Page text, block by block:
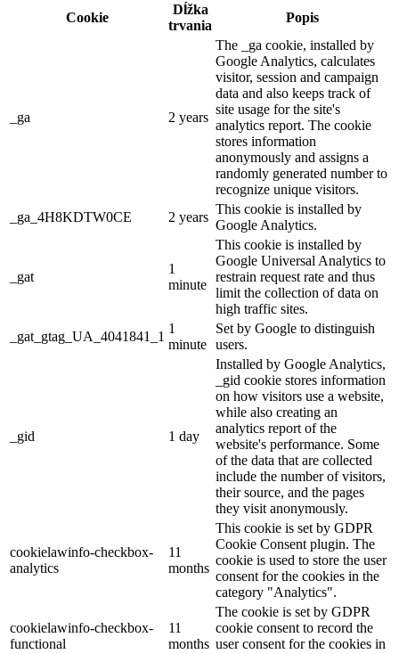
Cookie
Dĺžka
trvania
Popis
_ga 2 years
The _ga cookie, installed by
Google Analytics, calculates
visitor, session and campaign
data and also keeps track of
site usage for the site's
analytics report. The cookie
stores information
anonymously and assigns a
randomly generated number to
recognize unique visitors.
_ga_4H8KDTW0CE
2 years
This cookie is installed by
Google Analytics.
_gat
1
minute
This cookie is installed by
Google Universal Analytics to
restrain request rate and thus
limit the collection of data on
high traffic sites.
_gat_gtag_UA_4041841_1
1
minute
Set by Google to distinguish
users.
_gid 1 day
Installed by Google Analytics,
_gid cookie stores information
on how visitors use a website,
while also creating an
analytics report of the
website's performance. Some
of the data that are collected
include the number of visitors,
their source, and the pages
they visit anonymously.
cookielawinfo-checkbox-
analytics
11
months
This cookie is set by GDPR
Cookie Consent plugin. The
cookie is used to store the user
consent for the cookies in the
category "Analytics".
cookielawinfo-checkbox-
functional
11
months
The cookie is set by GDPR
cookie consent to record the
user consent for the cookies in